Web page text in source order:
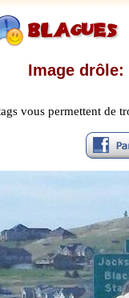
Image
vous permettent de